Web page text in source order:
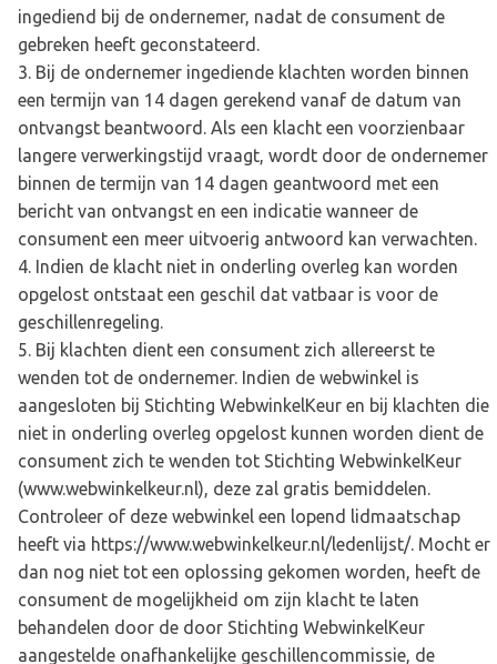
ingediend bij de ondernemer, nadat de consument de
gebreken heeft geconstateerd.
Bij de ondernemer ingediende klachten worden binnen
een termijn van 14 dagen gerekend vanaf de datum van
ontvangst beantwoord. Als een klacht een voorzienbaar
langere verwerkingstijd vraagt, wordt door de ondernemer
binnen de termijn van 14 dagen geantwoord met een
bericht van ontvangst en een indicatie wanneer de
consument een meer uitvoerig antwoord kan verwachten.
Indien de klacht niet in onderling overleg kan worden
opgelost ontstaat een geschil dat vatbaar is voor de
geschillenregeling.
Bij klachten dient een consument zich allereerst te
wenden tot de ondernemer. Indien de webwinkel is
aangesloten bij Stichting WebwinkelKeur en bij klachten die
niet in onderling overleg opgelost kunnen worden dient de
consument zich te wenden tot Stichting WebwinkelKeur
(www.webwinkelkeur.nl), deze zal gratis bemiddelen.
Controleer of deze webwinkel een lopend lidmaatschap
heeft via https://www.webwinkelkeur.nl/ledenlijst/. Mocht er
dan nog niet tot een oplossing gekomen worden, heeft de
consument de mogelijkheid om zijn klacht te laten
behandelen door de door Stichting WebwinkelKeur
aangestelde onafhankelijke geschillencommissie, de